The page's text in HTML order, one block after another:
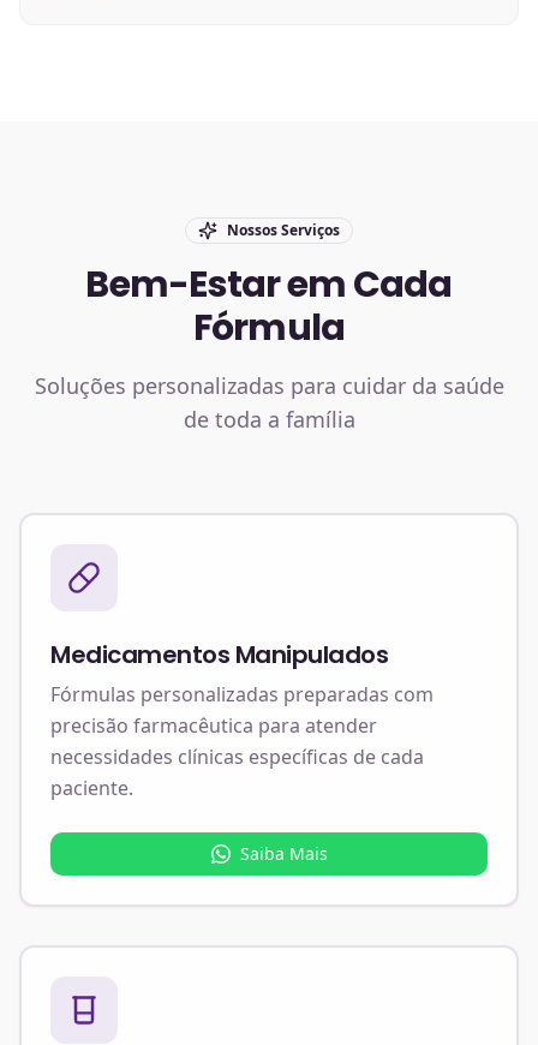
Nossos Serviços
Bem-Estar em Cada
Fórmula
Soluções personalizadas para cuidar da saúde
de toda a família
Medicamentos Manipulados
Fórmulas personalizadas preparadas com
precisão farmacêutica para atender
necessidades clínicas específicas de cada
paciente.
Saiba Mais